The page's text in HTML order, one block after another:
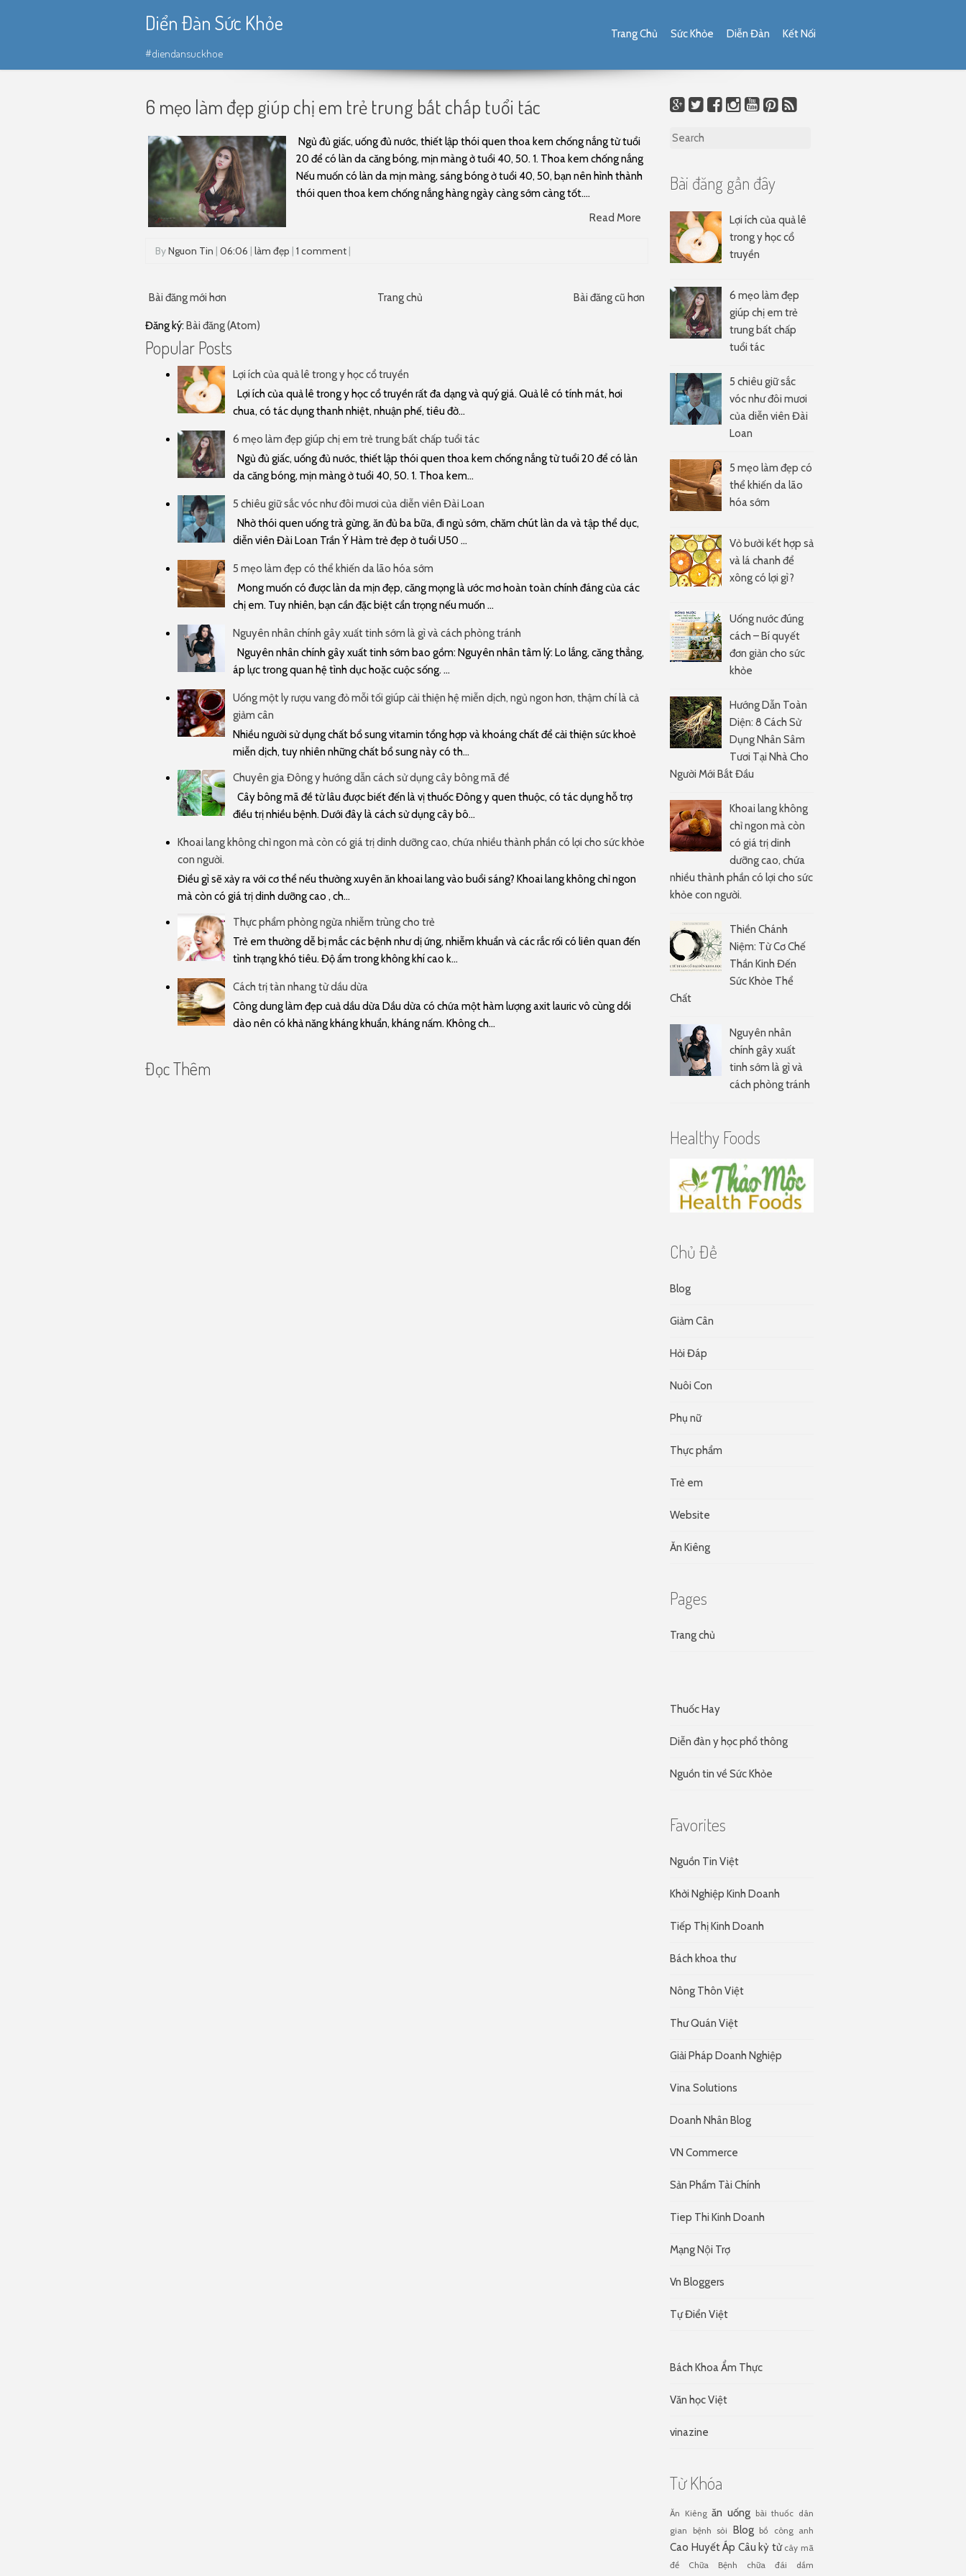
Diển Đàn Sức Khỏe
#diendansuckhoe
Trang Chủ Sức Khỏe Diễn Đàn Kết Nối
6 mẹo làm đẹp giúp chị em trẻ trung bất chấp tuổi tác
Ngủ đủ giấc, uống đủ nước, thiết lập thói quen thoa kem chống nắng từ tuổi
20 để có làn da căng bóng, mịn màng ở tuổi 40, 50. 1. Thoa kem chống nắng
Nếu muốn có làn da mịn màng, sáng bóng ở tuổi 40, 50, bạn nên hình thành
thói quen thoa kem chống nắng hàng ngày càng sớm càng tốt....
Read More
ByNguon Tin | 06:06 | làm đẹp | 1 comment |
Bài đăng mới hơn Bài đăng cũ hơn
Trang chủ
Đăng ký: Bài đăng (Atom)
Popular Posts
Lợi ích của quả lê trong y học cổ truyền
Lợi ích của quả lê trong y học cổ truyền rất đa dạng và quý giá. Quả lê có tính mát, hơi
chua, có tác dụng thanh nhiệt, nhuận phế, tiêu đờ...
6 mẹo làm đẹp giúp chị em trẻ trung bất chấp tuổi tác
Ngủ đủ giấc, uống đủ nước, thiết lập thói quen thoa kem chống nắng từ tuổi 20 để có làn
da căng bóng, mịn màng ở tuổi 40, 50. 1. Thoa kem...
5 chiêu giữ sắc vóc như đôi mươi của diễn viên Đài Loan
Nhờ thói quen uống trà gừng, ăn đủ ba bữa, đi ngủ sớm, chăm chút làn da và tập thể dục,
diễn viên Đài Loan Trần Ý Hàm trẻ đẹp ở tuổi U50 ...
5 mẹo làm đẹp có thể khiến da lão hóa sớm
Mong muốn có được làn da mịn đẹp, căng mọng là ước mơ hoàn toàn chính đáng của các
chị em. Tuy nhiên, bạn cần đặc biệt cẩn trọng nếu muốn ...
Nguyên nhân chính gây xuất tinh sớm là gì và cách phòng tránh
Nguyên nhân chính gây xuất tinh sớm bao gồm: Nguyên nhân tâm lý: Lo lắng, căng thẳng,
áp lực trong quan hệ tình dục hoặc cuộc sống. ...
Uống một ly rượu vang đỏ mỗi tối giúp cải thiện hệ miễn dịch, ngủ ngon hơn, thậm chí là cả
giảm cân
Nhiều người sử dụng chất bổ sung vitamin tổng hợp và khoáng chất để cải thiện sức khoẻ
miễn dịch, tuy nhiên những chất bổ sung này có th...
Chuyên gia Đông y hướng dẫn cách sử dụng cây bông mã đề
Cây bông mã đề từ lâu được biết đến là vị thuốc Đông y quen thuộc, có tác dụng hỗ trợ
điều trị nhiều bệnh. Dưới đây là cách sử dụng cây bô...
Khoai lang không chỉ ngon mà còn có giá trị dinh dưỡng cao, chứa nhiều thành phần có lợi cho sức khỏe
con người.
Điều gì sẽ xảy ra với cơ thể nếu thường xuyên ăn khoai lang vào buổi sáng? Khoai lang không chỉ ngon
mà còn có giá trị dinh dưỡng cao , ch...
Thực phẩm phòng ngừa nhiễm trùng cho trẻ
Trẻ em thường dễ bị mắc các bệnh như dị ứng, nhiễm khuẩn và các rắc rối có liên quan đến
tình trạng khó tiêu. Độ ẩm trong không khí cao k...
Cách trị tàn nhang từ dầu dừa
Công dung làm đẹp cuả dầu dừa Dầu dừa có chứa một hàm lượng axit lauric vô cùng dồi
dào nên có khả năng kháng khuẩn, kháng nấm. Không ch...
Đọc Thêm
Search for:
Bài đăng gần đây
Lợi ích của quả lê
trong y học cổ
truyền
6 mẹo làm đẹp
giúp chị em trẻ
trung bất chấp
tuổi tác
5 chiêu giữ sắc
vóc như đôi mươi
của diễn viên Đài
Loan
5 mẹo làm đẹp có
thể khiến da lão
hóa sớm
Vỏ bưởi kết hợp sả
và lá chanh để
xông có lợi gì?
Uống nước đúng
cách – Bí quyết
đơn giản cho sức
khỏe
Hướng Dẫn Toàn
Diện: 8 Cách Sử
Dụng Nhân Sâm
Tươi Tại Nhà Cho
Người Mới Bắt Đầu
Khoai lang không
chỉ ngon mà còn
có giá trị dinh
dưỡng cao, chứa
nhiều thành phần có lợi cho sức
khỏe con người.
Thiền Chánh
Niệm: Từ Cơ Chế
Thần Kinh Đến
Sức Khỏe Thể
Chất
Nguyên nhân
chính gây xuất
tinh sớm là gì và
cách phòng tránh
Healthy Foods
Chủ Đề
Blog
Giảm Cân
Hỏi Đáp
Nuôi Con
Phụ nữ
Thực phẩm
Trẻ em
Website
Ăn Kiêng
Pages
Trang chủ
Thuốc Hay
Diễn đàn y học phổ thông
Nguồn tin về Sức Khỏe
Favorites
Nguồn Tin Việt
Khởi Nghiệp Kinh Doanh
Tiếp Thị Kinh Doanh
Bách khoa thư
Nông Thôn Việt
Thư Quán Việt
Giải Pháp Doanh Nghiệp
Vina Solutions
Doanh Nhân Blog
VN Commerce
Sản Phẩm Tài Chính
Tiep Thi Kinh Doanh
Mạng Nội Trợ
Vn Bloggers
Tự Điển Việt
Bách Khoa Ẩm Thực
Văn học Việt
vinazine
Từ Khóa
Ăn Kiêng ăn uống bài thuốc dân
gian
bệnh sỏi Blog bồ công anh
Cao Huyết Áp Câu kỷ tử cây mã
đề
Chữa Bệnh chữa đái dầm